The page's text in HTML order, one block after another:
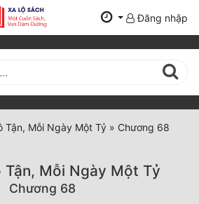
Đăng nhập
Tận, Mỗi Ngày Một Tỷ » Chương 68
Tận, Mỗi Ngày Một Tỷ
Chương 68